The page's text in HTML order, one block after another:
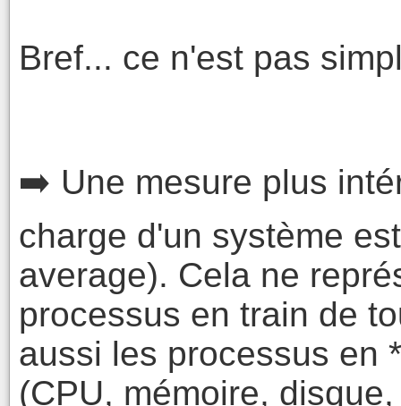
Bref... ce n'est pas
➡️ Une mesure plus
charge d'un système
average). Cela ne
processus en train de
aussi les processus en
(CPU, mémoire,